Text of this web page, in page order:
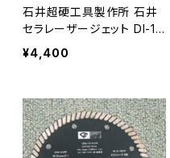
石井超硬工具製作所 石井
セラレーザージェット DI-10
520SL ダイヤモンドホイー
ル 外径105mm 御影石・硬
リート用≪メーカー直送≫
DI-10520SL
¥4,400